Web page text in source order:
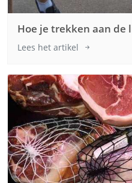
Hoe je trekken aan de
Lees het artikel